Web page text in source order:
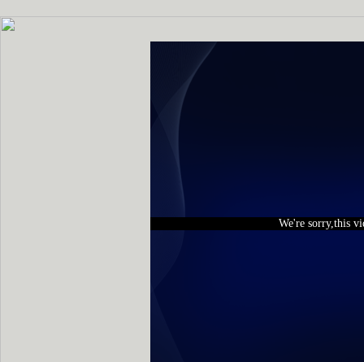
We're sorry,this